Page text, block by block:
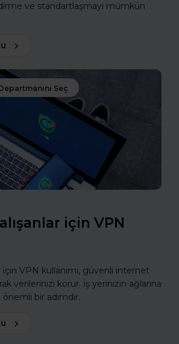
ve standartlaşmayı mümkün
Seç
için VPN
için VPN kullanımı, güvenli internet
verilerinizi korur. İş yerinizin ağlarına
bir adımdır.